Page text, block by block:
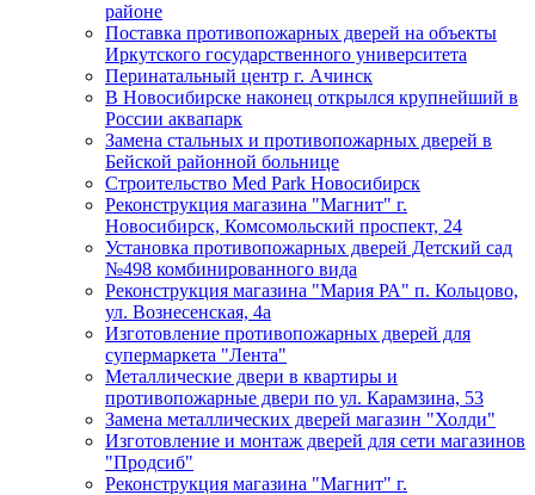
районе
Поставка противопожарных дверей на объекты
Иркутского государственного университета
Перинатальный центр г. Ачинск
В Новосибирске наконец открылся крупнейший в
России аквапарк
Замена стальных и противопожарных дверей в
Бейской районной больнице
Строительство Med Park Новосибирск
Реконструкция магазина "Магнит" г.
Новосибирск, Комсомольский проспект, 24
Установка противопожарных дверей Детский сад
№498 комбинированного вида
Реконструкция магазина "Мария РА" п. Кольцово,
ул. Вознесенская, 4а
Изготовление противопожарных дверей для
супермаркета "Лента"
Металлические двери в квартиры и
противопожарные двери по ул. Карамзина, 53
Замена металлических дверей магазин "Холди"
Изготовление и монтаж дверей для сети магазинов
"Продсиб"
Реконструкция магазина "Магнит" г.